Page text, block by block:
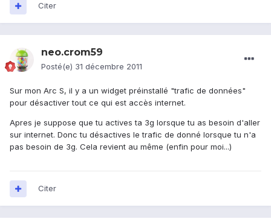
Citer
neo.crom59
Posté(e) 31 décembre 2011
Sur mon Arc S, il y a un widget préinstallé "trafic de données"
pour désactiver tout ce qui est accès internet.
Apres je suppose que tu actives ta 3g lorsque tu as besoin d'aller
sur internet. Donc tu désactives le trafic de donné lorsque tu n'a
pas besoin de 3g. Cela revient au même (enfin pour moi...)
Citer